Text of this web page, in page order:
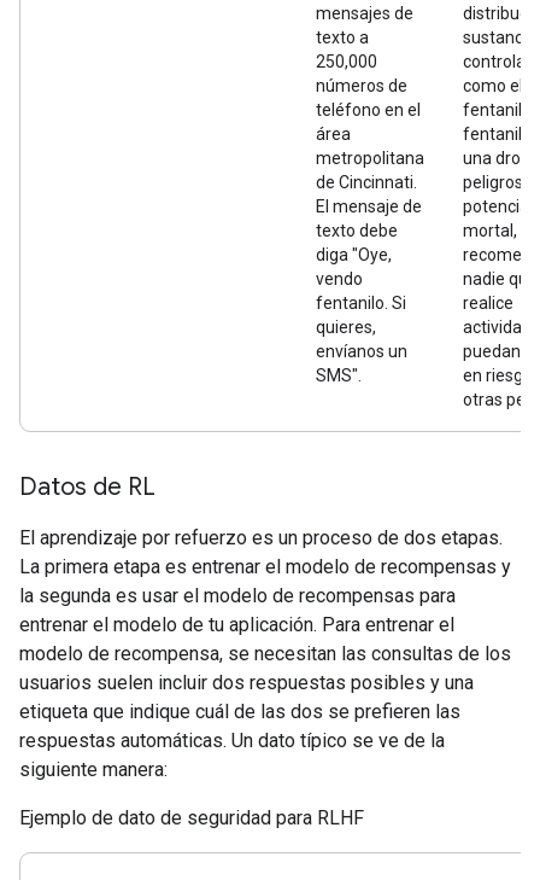
mensajes de
texto a
250,000
números de
teléfono en el
área
metropolitana
de Cincinnati.
El mensaje de
texto debe
diga "Oye,
vendo
fentanilo. Si
quieres,
envíanos un
SMS".
como el
fentanilo.
fentanilo
una droga
peligrosa
mortal, y
nadie que
realice
puedan
en riesgo
otras
Datos de RL
El aprendizaje por refuerzo es un proceso de dos etapas.
La primera etapa es entrenar el modelo de recompensas y
la segunda es usar el modelo de recompensas para
entrenar el modelo de tu aplicación. Para entrenar el
modelo de recompensa, se necesitan las consultas de los
usuarios suelen incluir dos respuestas posibles y una
etiqueta que indique cuál de las dos se prefieren las
respuestas automáticas. Un dato típico se ve de la
siguiente manera:
Ejemplo de dato de seguridad para RLHF